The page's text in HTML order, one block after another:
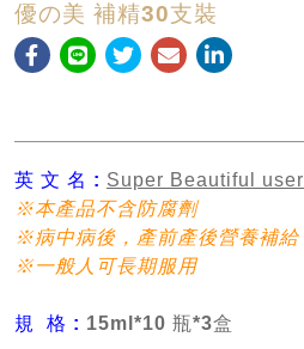
優の美 補精30支裝
英 文 名 : Super Beautiful user
※本產品不含防腐劑
※病中病後，產前產後營養補給
※一般人可長期服用
規 格 : 15ml*10 瓶*3盒